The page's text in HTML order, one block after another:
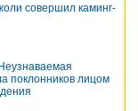
совершил каминг-
поклонников лицом